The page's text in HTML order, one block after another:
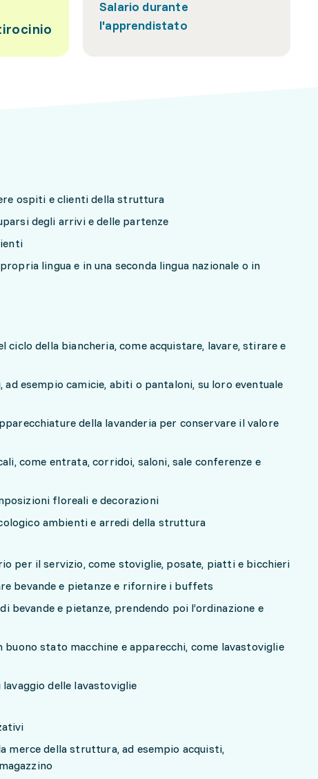
Salario durante
l'apprendistato
ospiti e clienti della struttura
degli arrivi e delle partenze
lingua e in una seconda lingua nazionale o in
ciclo della biancheria, come acquistare, lavare, stirare e
esempio camicie, abiti o pantaloni, su loro eventuale
della lavanderia per conservare il valore
come entrata, corridoi, saloni, sale conferenze e
floreali e decorazioni
ambienti e arredi della struttura
per il servizio, come stoviglie, posate, piatti e bicchieri
bevande e pietanze e rifornire i buffets
bevande e pietanze, prendendo poi l’ordinazione e
stato macchine e apparecchi, come lavastoviglie
delle lavastoviglie
merce della struttura, ad esempio acquisti,